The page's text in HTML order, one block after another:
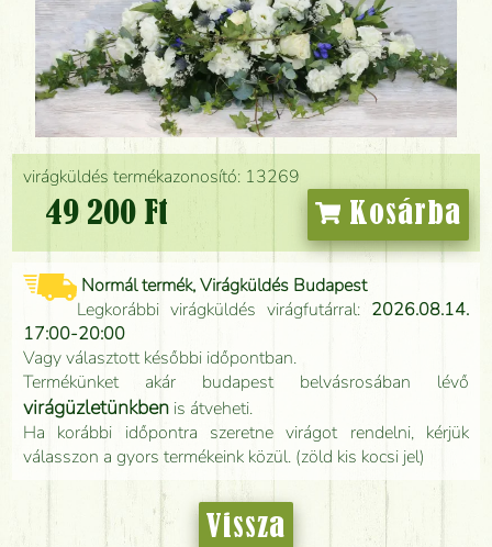
virágküldés termékazonosító: 13269
49 200 Ft Kosárba
Normál termék, Virágküldés Budapest
Legkorábbi virágküldés virágfutárral: 2026.08.14.
17:00-20:00
Vagy választott későbbi időpontban.
Termékünket akár budapest belvásrosában lévő
virágüzletünkben is átveheti.
Ha korábbi időpontra szeretne virágot rendelni, kérjük
válasszon a gyors termékeink közül. (zöld kis kocsi jel)
Vissza